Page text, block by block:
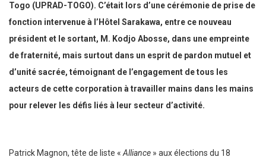
Togo (UPRAD-TOGO). C’était lors d’une cérémonie de prise de
fonction intervenue à l’Hôtel Sarakawa, entre ce nouveau
président et le sortant, M. Kodjo Abosse, dans une empreinte
de fraternité, mais surtout dans un esprit de pardon mutuel et
d’unité sacrée, témoignant de l’engagement de tous les
acteurs de cette corporation à travailler mains dans les mains
pour relever les défis liés à leur secteur d’activité.
Patrick Magnon, tête de liste «Alliance » aux élections du 18